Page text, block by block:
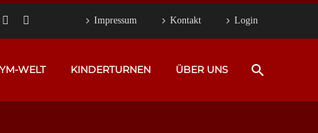
Impressum Kontakt Login
WELT KINDERTURNEN ÜBER UNS